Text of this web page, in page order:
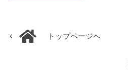
トップページへ